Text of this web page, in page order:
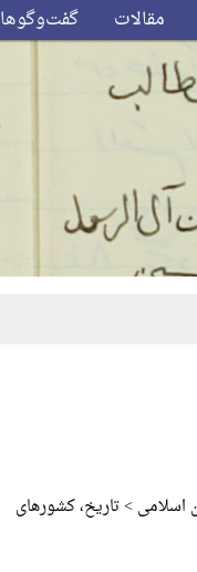
مقالات گفت‌وگوها
اسلامی > تاریخ، کشورهای